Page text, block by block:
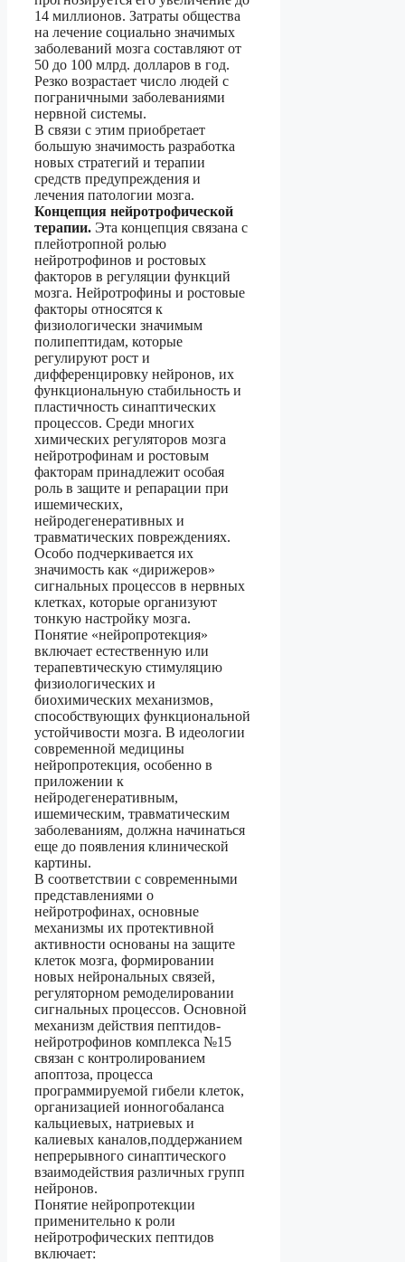
14 миллионов. Затраты общества
на лечение социально значимых
заболеваний мозга составляют от
50 до 100 млрд. долларов в год.
Резко возрастает число людей с
пограничными заболеваниями
нервной системы.
В связи с этим приобретает
большую значимость разработка
новых стратегий и терапии
средств предупреждения и
лечения патологии мозга.
Концепция нейротрофической
терапии. Эта концепция связана с
плейотропной ролью
нейротрофинов и ростовых
факторов в регуляции функций
мозга. Нейротрофины и ростовые
факторы относятся к
физиологически значимым
полипептидам, которые
регулируют рост и
дифференцировку нейронов, их
функциональную стабильность и
пластичность синаптических
процессов. Среди многих
химических регуляторов мозга
нейротрофинам и ростовым
факторам принадлежит особая
роль в защите и репарации при
ишемических,
нейродегенеративных и
травматических повреждениях.
Особо подчеркивается их
значимость как «дирижеров»
сигнальных процессов в нервных
клетках, которые организуют
тонкую настройку мозга.
Понятие «нейропротекция»
включает естественную или
терапевтическую стимуляцию
физиологических и
биохимических механизмов,
способствующих функциональной
устойчивости мозга. В идеологии
современной медицины
нейропротекция, особенно в
приложении к
нейродегенеративным,
ишемическим, травматическим
заболеваниям, должна начинаться
еще до появления клинической
картины.
В соответствии с современными
представлениями о
нейротрофинах, основные
механизмы их протективной
активности основаны на защите
клеток мозга, формировании
новых нейрональных связей,
регуляторном ремоделировании
сигнальных процессов. Основной
механизм действия пептидов-
нейротрофинов комплекса №15
связан с контролированием
апоптоза, процесса
программируемой гибели клеток,
организацией ионногобаланса
кальциевых, натриевых и
калиевых каналов,поддержанием
непрерывного синаптического
взаимодействия различных групп
нейронов.
Понятие нейропротекции
применительно к роли
нейротрофических пептидов
включает: